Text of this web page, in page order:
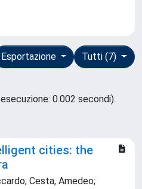
Tutti (7)
Esportazione
0.002 secondi).
cities: the
Cesta, Amedeo;